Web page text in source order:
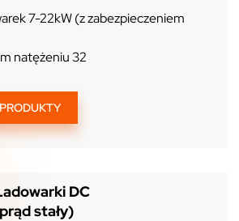
7-22kW (z zabezpieczeniem
natężeniu 32
DC
stały)